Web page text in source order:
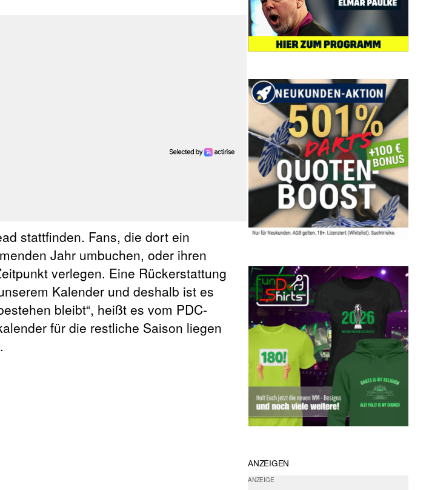
stattfinden. Fans, die dort ein
Jahr umbuchen, oder ihren
verlegen. Eine Rückerstattung
Kalender und deshalb ist es
bleibt“, heißt es vom PDC-
für die restliche Saison liegen
ANZEIGEN